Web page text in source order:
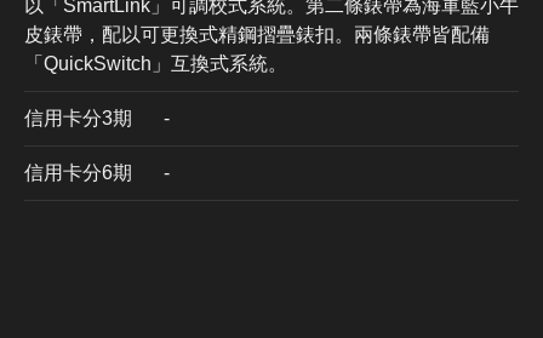
以「SmartLink」可調校式系統。第二條錶帶為海軍藍小牛
皮錶帶，配以可更換式精鋼摺疊錶扣。兩條錶帶皆配備
「QuickSwitch」互換式系統。
信用卡分3期 ​-
信用卡分6期 -